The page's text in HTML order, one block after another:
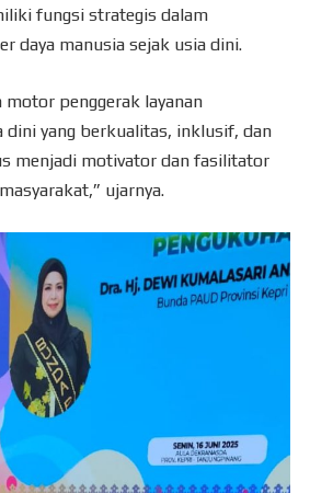
fungsi strategis dalam
daya manusia sejak usia dini.
motor penggerak layanan
dini yang berkualitas, inklusif, dan
menjadi motivator dan fasilitator
ujarnya.